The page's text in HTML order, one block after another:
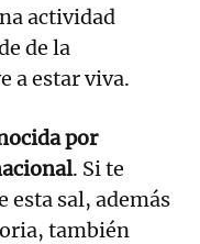
actividad
de la
a estar viva.
por
. Si te
esta sal, además
también